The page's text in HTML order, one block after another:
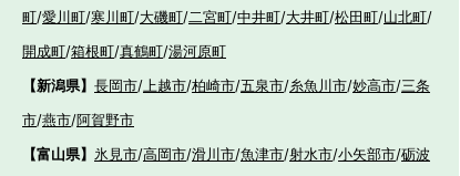
町/愛川町/寒川町/大磯町/二宮町/中井町/大井町/松田町/山北町/
開成町/箱根町/真鶴町/湯河原町
【新潟県】 長岡市/上越市/柏崎市/五泉市/糸魚川市/妙高市/三条
市/燕市/阿賀野市
【富山県】 氷見市/高岡市/滑川市/魚津市/射水市/小矢部市/砺波